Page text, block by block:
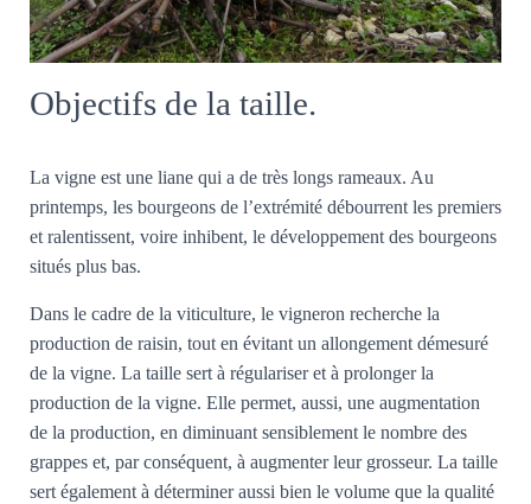
Objectifs de la taille.
La vigne est une liane qui a de très longs rameaux. Au
printemps, les bourgeons de l’extrémité débourrent les premiers
et ralentissent, voire inhibent, le développement des bourgeons
situés plus bas.
Dans le cadre de la viticulture, le vigneron recherche la
production de raisin, tout en évitant un allongement démesuré
de la vigne. La taille sert à régulariser et à prolonger la
production de la vigne. Elle permet, aussi, une augmentation
de la production, en diminuant sensiblement le nombre des
grappes et, par conséquent, à augmenter leur grosseur. La taille
sert également à déterminer aussi bien le volume que la qualité